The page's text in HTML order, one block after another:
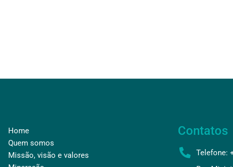
Home
Quem somos
Missão, visão e valores
Contatos
Telefone: